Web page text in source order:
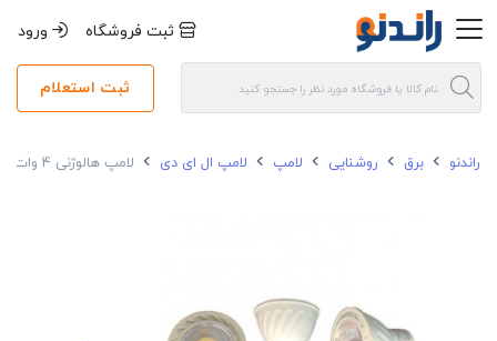
ثبت فروشگاه ورود
ثبت استعلام
راندنو برق روشنایی لامپ لامپ ال ای دی لامپ هالوژنی 4 وات SMD زد اف آر مدل مستر پایه سوزنی